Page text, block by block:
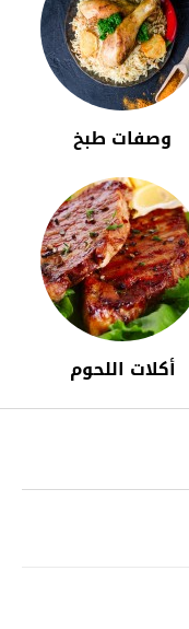
وصفات طبخ
أكلات اللحوم